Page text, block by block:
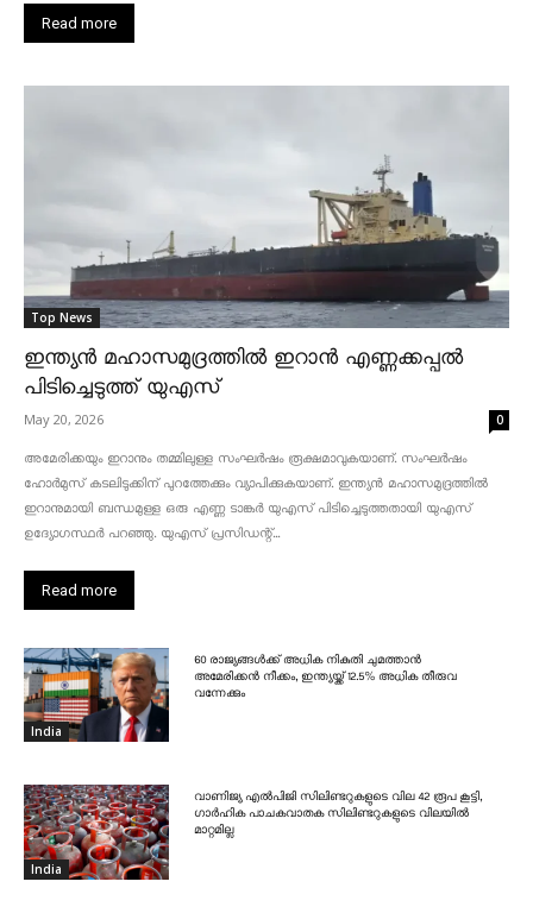
Read more
Top News
ഇന്ത്യൻ മഹാസമുദ്രത്തിൽ ഇറാൻ എണ്ണക്കപ്പൽ
പിടിച്ചെടുത്ത് യുഎസ്
May 20, 2026 0
അമേരിക്കയും ഇറാനും തമ്മിലുള്ള സംഘർഷം രൂക്ഷമാവുകയാണ്. സംഘർഷം
ഹോർമുസ് കടലിടുക്കിന് പുറത്തേക്കും വ്യാപിക്കുകയാണ്. ഇന്ത്യൻ മഹാസമുദ്രത്തിൽ
ഇറാനുമായി ബന്ധമുള്ള ഒരു എണ്ണ ടാങ്കർ യുഎസ് പിടിച്ചെടുത്തതായി യുഎസ്
ഉദ്യോഗസ്ഥർ പറഞ്ഞു. യുഎസ് പ്രസിഡന്റ്...
Read more
India
60 രാജ്യങ്ങൾക്ക് അധിക നികുതി ചുമത്താൻ
അമേരിക്കൻ നീക്കം, ഇന്ത്യയ്ക്ക് 12.5% അധിക തീരുവ
വന്നേക്കും
India
വാണിജ്യ എൽപിജി സിലിണ്ടറുകളുടെ വില 42 രൂപ കൂട്ടി,
ഗാർഹിക പാചകവാതക സിലിണ്ടറുകളുടെ വിലയിൽ
മാറ്റമില്ല